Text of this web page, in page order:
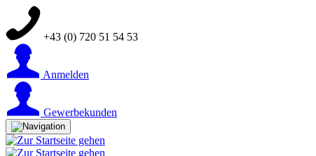
+43 (0) 720 51 54 53
Anmelden
Gewerbekunden